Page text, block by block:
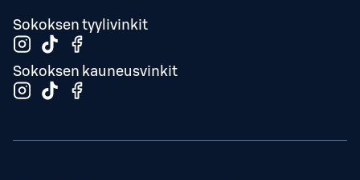
Sokoksen tyylivinkit
Sokoksen kauneusvinkit